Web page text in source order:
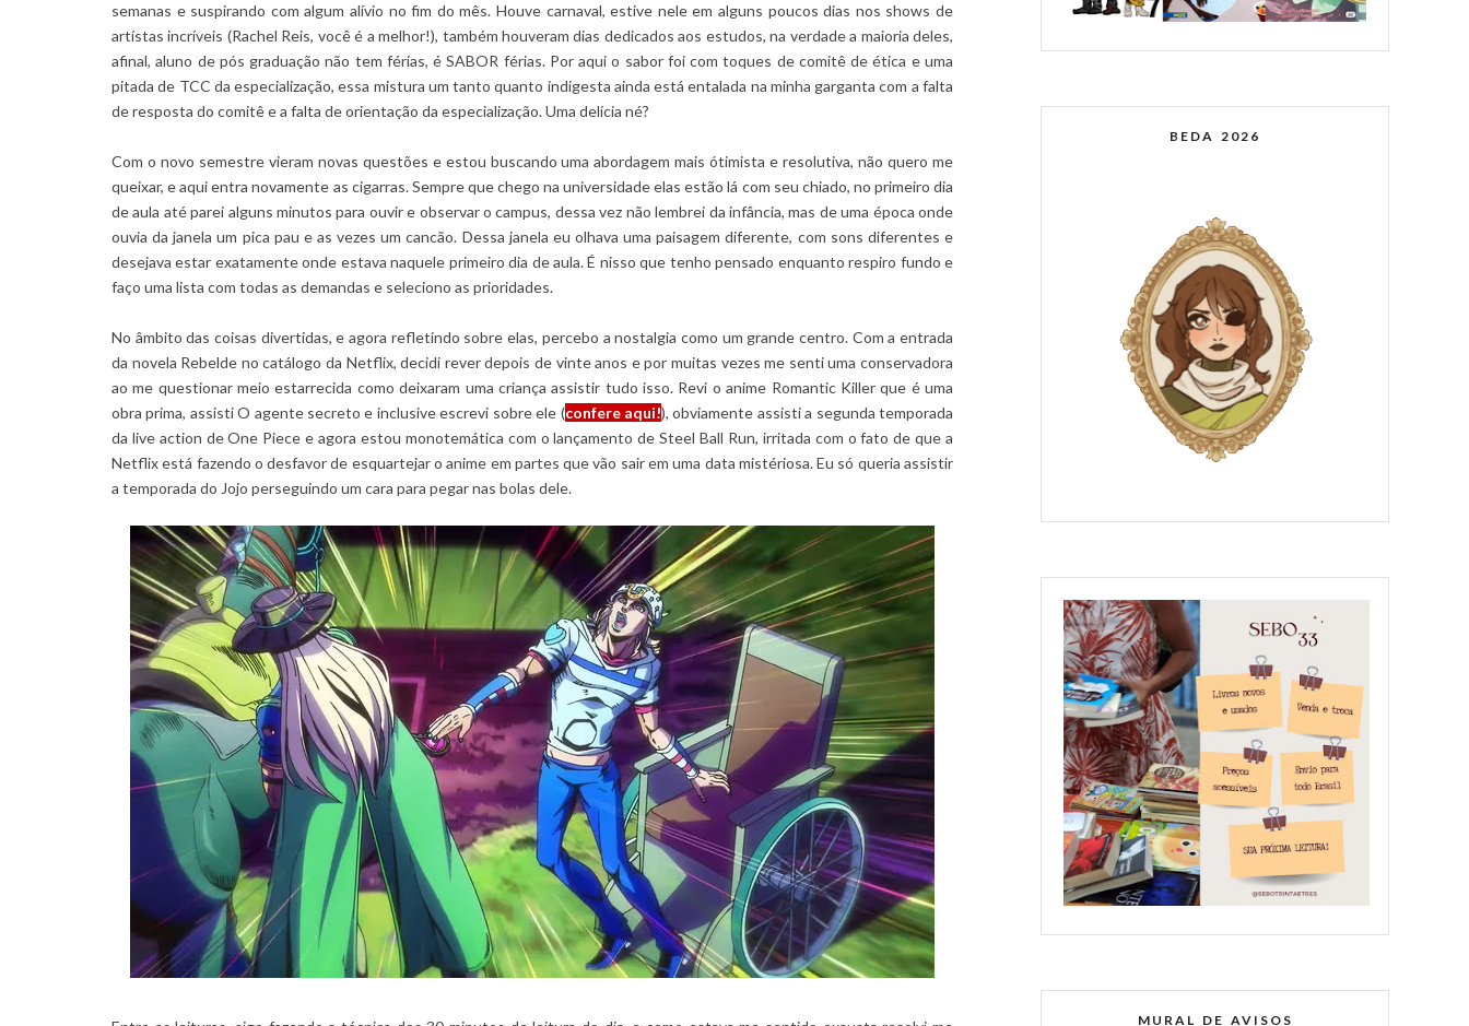
semanas e suspirando com algum alívio no fim do mês. Houve carnaval, estive nele em alguns poucos dias nos shows de
artístas incríveis (Rachel Reis, você é a melhor!), também houveram dias dedicados aos estudos, na verdade a maioria deles,
afinal, aluno de pós graduação não tem férias, é SABOR férias. Por aqui o sabor foi com toques de comitê de ética e uma
pitada de TCC da especialização, essa mistura um tanto quanto indigesta ainda está entalada na minha garganta com a falta
de resposta do comitê e a falta de orientação da especialização. Uma delícia né?
Com o novo semestre vieram novas questões e estou buscando uma abordagem mais ótimista e resolutiva, não quero me
queixar, e aqui entra novamente as cigarras. Sempre que chego na universidade elas estão lá com seu chiado, no primeiro dia
de aula até parei alguns minutos para ouvir e observar o campus, dessa vez não lembrei da infância, mas de uma época onde
ouvia da janela um pica pau e as vezes um cancão. Dessa janela eu olhava uma paisagem diferente, com sons diferentes e
desejava estar exatamente onde estava naquele primeiro dia de aula. É nisso que tenho pensado enquanto respiro fundo e
faço uma lista com todas as demandas e seleciono as prioridades.
No âmbito das coisas divertidas, e agora refletindo sobre elas, percebo a nostalgia como um grande centro. Com a entrada
da novela Rebelde no catálogo da Netflix, decidi rever depois de vinte anos e por muitas vezes me senti uma conservadora
ao me questionar meio estarrecida como deixaram uma criança assistir tudo isso. Revi o anime Romantic Killer que é uma
obra prima, assisti O agente secreto e inclusive escrevi sobre ele (confere aqui!), obviamente assisti a segunda temporada
da live action de One Piece e agora estou monotemática com o lançamento de Steel Ball Run, irritada com o fato de que a
Netflix está fazendo o desfavor de esquartejar o anime em partes que vão sair em uma data mistériosa. Eu só queria assistir
a temporada do Jojo perseguindo um cara para pegar nas bolas dele.
BEDA 2026
MURAL DE AVISOS